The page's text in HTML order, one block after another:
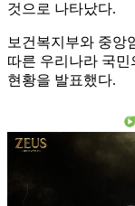
것으로 나타났다.
보건복지부와 중앙
따른 우리나라 국민
현황을 발표했다.